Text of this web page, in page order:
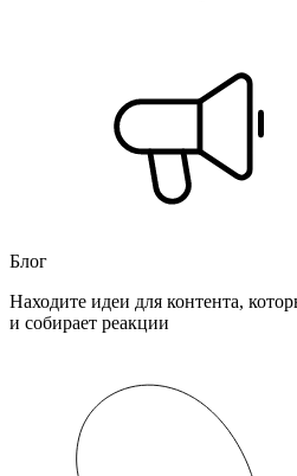
Блог
Находите идеи для контента,
и собирает реакции